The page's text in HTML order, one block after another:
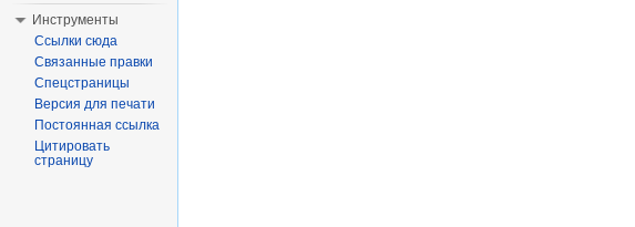
Инструменты
Ссылки сюда
Связанные правки
Спецстраницы
Версия для печати
Постоянная ссылка
Цитировать
страницу